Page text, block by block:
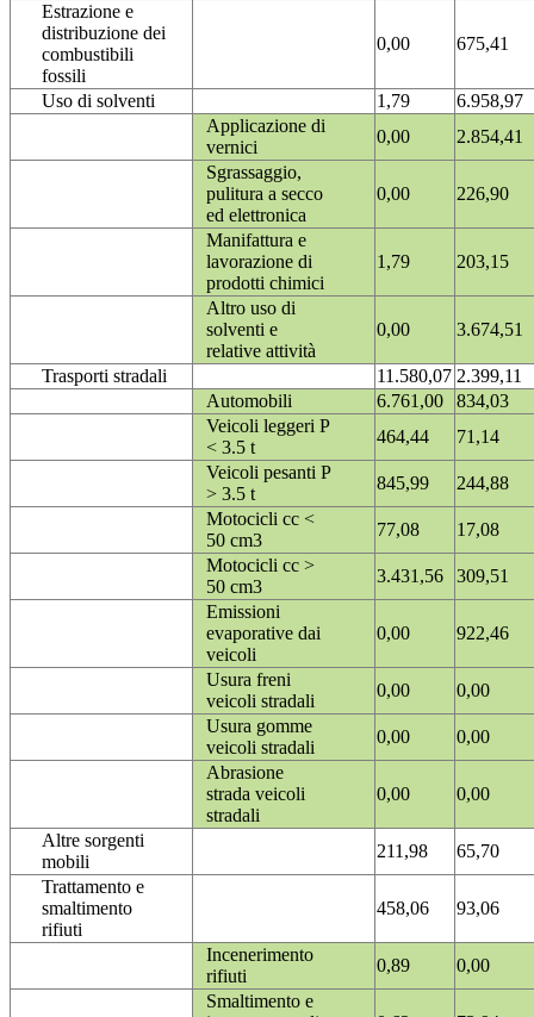
Estrazione e
distribuzione dei
combustibili
fossili
0,00 675,41
Uso di solventi 1,79
6.958,97
Applicazione di
vernici
0,00
2.854,41
Sgrassaggio,
pulitura a secco
ed elettronica
0,00 226,90
Manifattura e
lavorazione di
prodotti chimici
1,79 203,15
Altro uso di
solventi e
relative attività
0,00 3.674,51
Trasporti stradali 11.580,07 2.399,11
Automobili
6.761,00
834,03
Veicoli leggeri P
< 3.5 t
464,44
71,14
Veicoli pesanti P
> 3.5 t
845,99
244,88
Motocicli cc <
50 cm3
77,08
17,08
Motocicli cc >
50 cm3
3.431,56
309,51
Emissioni
evaporative dai
veicoli
0,00 922,46
Usura freni
veicoli stradali
0,00
0,00
Usura gomme
veicoli stradali
0,00
0,00
Abrasione
strada veicoli
stradali
0,00 0,00
Altre sorgenti
mobili
211,98
65,70
Trattamento e
smaltimento
rifiuti
458,06 93,06
Incenerimento
rifiuti
0,89
0,00
Smaltimento e